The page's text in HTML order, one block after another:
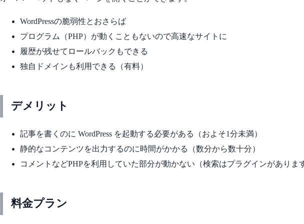
WordPressの脆弱性とおさらば
プログラム（PHP）が動くこともないので高速なサイトに
履歴が残せてロールバックもできる
独自ドメインも利用できる（有料）
デメリット
記事を書くのに WordPress を起動する必要がある（およそ1分未満）
静的なコンテンツを出力するのに時間がかかる（数分から数十分）
コメントなどPHPを利用していた部分が動かない（検索はプラグインがありま
料金プラン